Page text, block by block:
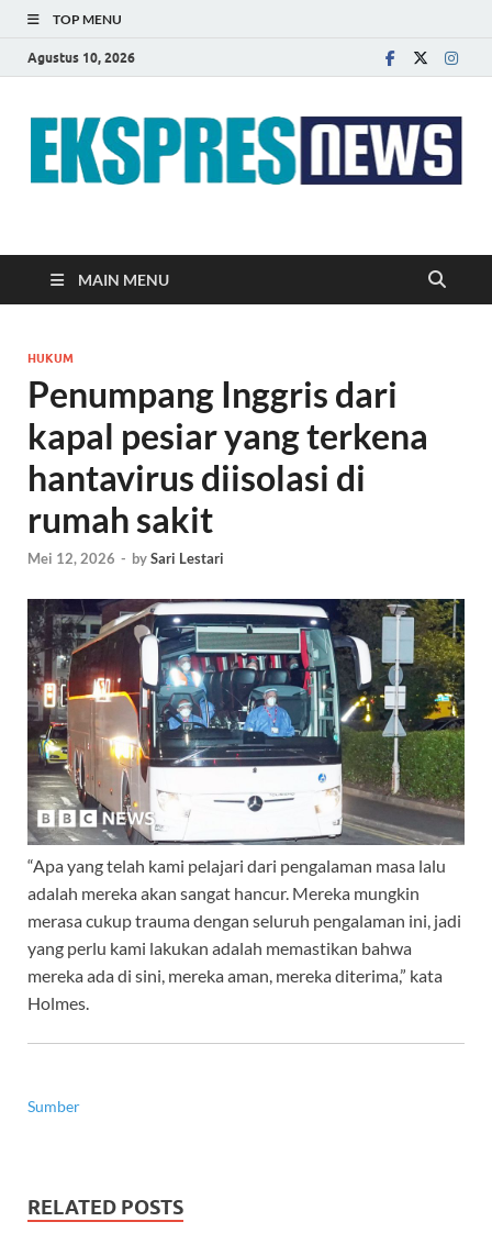
TOP MENU
Agustus 10, 2026
EKSPRES NEWS
MAIN MENU
HUKUM
Penumpang Inggris dari
kapal pesiar yang terkena
hantavirus diisolasi di
rumah sakit
Mei 12, 2026 - bySari Lestari
“Apa yang telah kami pelajari dari pengalaman masa lalu
adalah mereka akan sangat hancur. Mereka mungkin
merasa cukup trauma dengan seluruh pengalaman ini, jadi
yang perlu kami lakukan adalah memastikan bahwa
mereka ada di sini, mereka aman, mereka diterima,” kata
Holmes.
Sumber
RELATED POSTS